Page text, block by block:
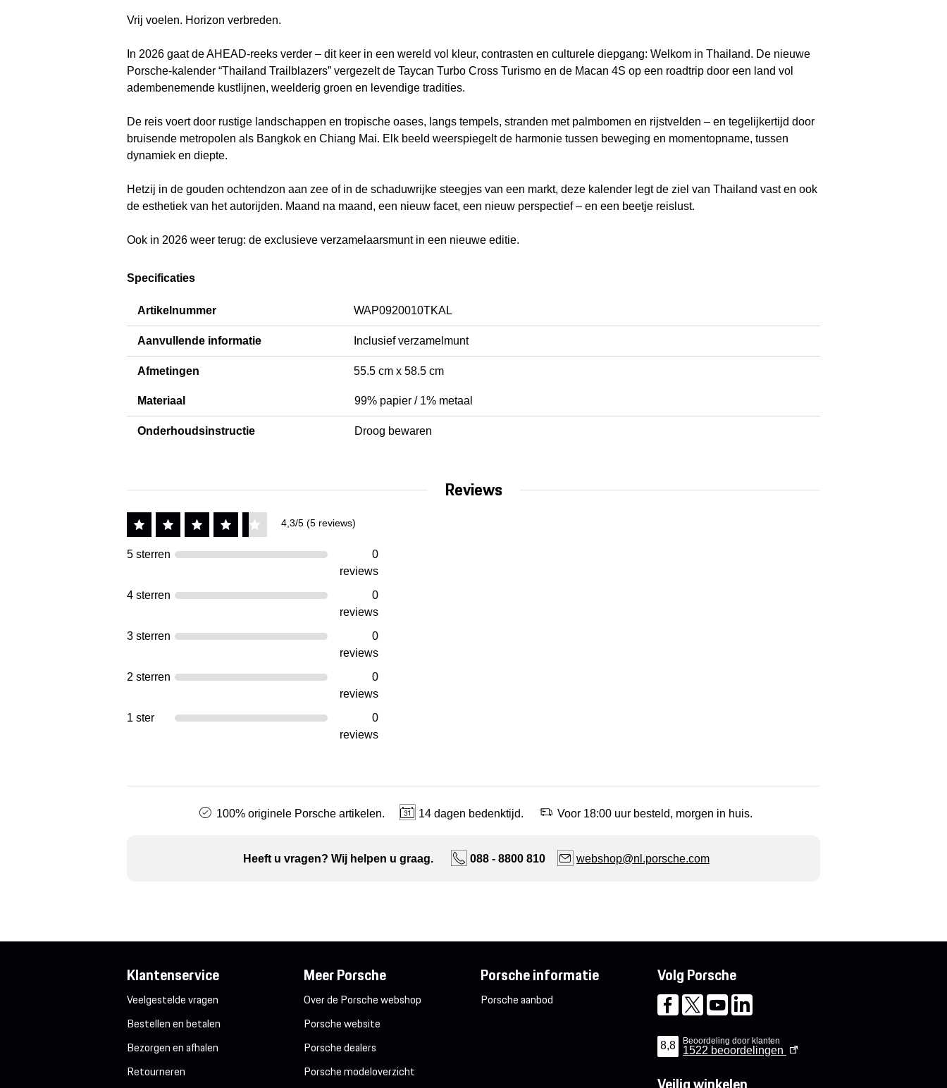
Vrij voelen. Horizon verbreden.
In 2026 gaat de AHEAD-reeks verder – dit keer in een wereld vol kleur, contrasten en culturele diepgang: Welkom in Thailand. De nieuwe
Porsche-kalender “Thailand Trailblazers” vergezelt de Taycan Turbo Cross Turismo en de Macan 4S op een roadtrip door een land vol
adembenemende kustlijnen, weelderig groen en levendige tradities.
De reis voert door rustige landschappen en tropische oases, langs tempels, stranden met palmbomen en rijstvelden – en tegelijkertijd door
bruisende metropolen als Bangkok en Chiang Mai. Elk beeld weerspiegelt de harmonie tussen beweging en momentopname, tussen
dynamiek en diepte.
Hetzij in de gouden ochtendzon aan zee of in de schaduwrijke steegjes van een markt, deze kalender legt de ziel van Thailand vast en ook
de esthetiek van het autorijden. Maand na maand, een nieuw facet, een nieuw perspectief – en een beetje reislust.
Ook in 2026 weer terug: de exclusieve verzamelaarsmunt in een nieuwe editie.
Specificaties
Artikelnummer WAP0920010TKAL
Aanvullende informatie Inclusief verzamelmunt
Afmetingen 55.5 cm x 58.5 cm
Materiaal 99% papier / 1% metaal
Onderhoudsinstructie Droog bewaren
Reviews
4,3/5 (5 reviews)
5 sterren
0
reviews
4 sterren
0
reviews
3 sterren
0
reviews
2 sterren
0
reviews
1 ster
0
reviews
100% originele Porsche artikelen. 14 dagen bedenktijd. Voor 18:00 uur besteld, morgen in huis.
Heeft u vragen? Wij helpen u graag. 088 - 8800 810 webshop@nl.porsche.com
Klantenservice
Veelgestelde vragen
Bestellen en betalen
Bezorgen en afhalen
Retourneren
Meer Porsche
Over de Porsche webshop
Porsche website
Porsche dealers
Porsche modeloverzicht
Porsche informatie
Porsche aanbod
Volg Porsche
8,8 Beoordeling door klanten
1522 beoordelingen